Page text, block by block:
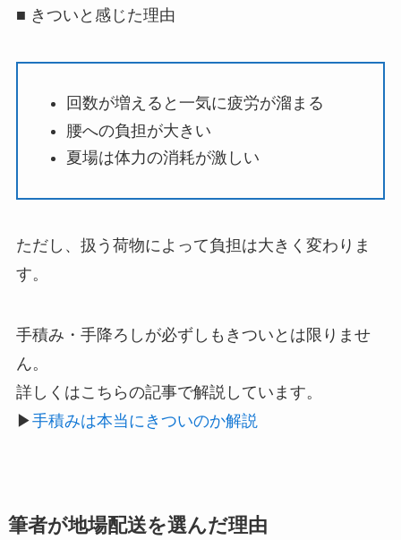
■ きついと感じた理由
回数が増えると一気に疲労が溜まる
腰への負担が大きい
夏場は体力の消耗が激しい
ただし、扱う荷物によって負担は大きく変わりま
す。
手積み・手降ろしが必ずしもきついとは限りませ
ん。
詳しくはこちらの記事で解説しています。
▶︎手積みは本当にきついのか解説
筆者が地場配送を選んだ理由